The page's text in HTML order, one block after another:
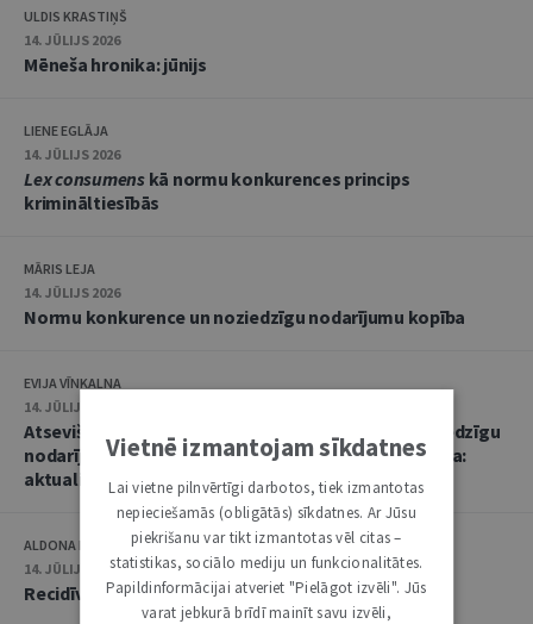
ULDIS KRASTIŅŠ
14. JŪLIJS 2026
Mēneša hronika: jūnijs
LIENE EGLĀJA
14. JŪLIJS 2026
Lex consumenskā normu konkurences princips
krimināltiesībās
MĀRIS LEJA
14. JŪLIJS 2026
Normu konkurence un noziedzīgu nodarījumu kopība
EVIJA VĪNKALNA
14. JŪLIJS 2026
Atsevišķa (vienota) noziedzīga nodarījuma un noziedzīgu
nodarījumu kopības kvalifikācija un soda noteikšana:
aktualitātes praksē
ALDONA KIPĀNE, EVIJA VĪNKALNA
14. JŪLIJS 2026
Recidīvs krimināltiesisko zinātņu skatījumā
Vietnē izmantojam sīkdatnes
Lai vietne pilnvērtīgi darbotos, tiek izmantotas
nepieciešamās (obligātās) sīkdatnes. Ar Jūsu
piekrišanu var tikt izmantotas vēl citas –
statistikas, sociālo mediju un funkcionalitātes.
Papildinformācijai atveriet "Pielāgot izvēli". Jūs
varat jebkurā brīdī mainīt savu izvēli,